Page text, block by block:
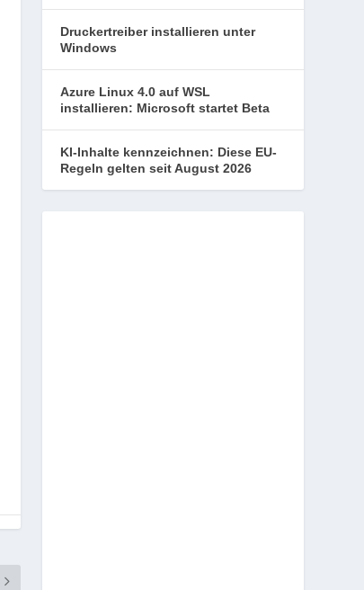
Druckertreiber installieren unter
Windows
Azure Linux 4.0 auf WSL
installieren: Microsoft startet Beta
KI-Inhalte kennzeichnen: Diese EU-
Regeln gelten seit August 2026